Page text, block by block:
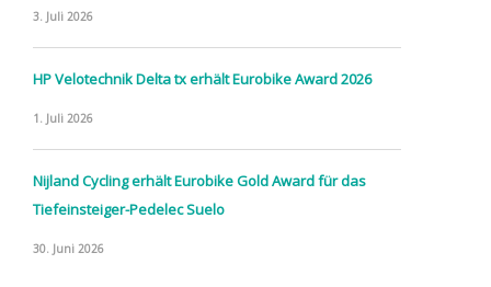
3. Juli 2026
HP Velotechnik Delta tx erhält Eurobike Award 2026
1. Juli 2026
Nijland Cycling erhält Eurobike Gold Award für das
Tiefeinsteiger-Pedelec Suelo
30. Juni 2026